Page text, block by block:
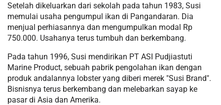
Setelah dikeluarkan dari sekolah pada tahun 1983, Susi
memulai usaha pengumpul ikan di Pangandaran. Dia
menjual perhiasannya dan mengumpulkan modal Rp
750.000. Usahanya terus tumbuh dan berkembang.
Pada tahun 1996, Susi mendirikan PT ASI Pudjiastuti
Marine Product, sebuah pabrik pengolahan ikan dengan
produk andalannya lobster yang diberi merek "Susi Brand".
Bisnisnya terus berkembang dan melebarkan sayap ke
pasar di Asia dan Amerika.